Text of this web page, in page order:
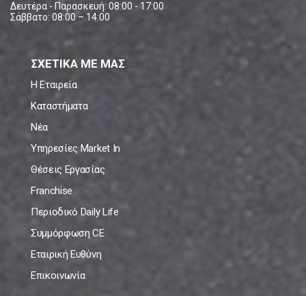
Δευτέρα - Παρασκευή: 08:00 - 17:00
Σάββατο: 08:00 – 14:00
ΣΧΕΤΙΚΑ ΜΕ ΜΑΣ
Η Εταιρεία
Καταστήματα
Νέα
Υπηρεσίες Market In
Θέσεις Εργασίας
Franchise
Περιοδικό Daily Life
Συμμόρφωση CE
Εταιρική Ευθύνη
Επικοινωνία